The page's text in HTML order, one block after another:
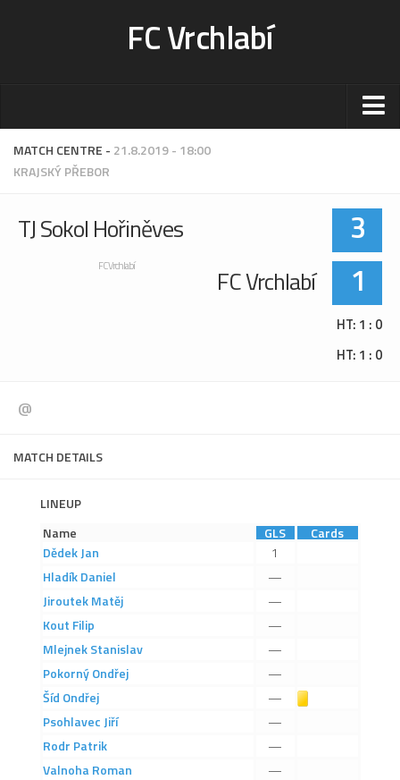
FC Vrchlabí
Stadion
Sportoviště
Ceník
Fotogalerie
Aktuality
Hráči
Realizační tým
Historie
Zápasy 2025/26
2023/24
2022/23
2021/22
MATCH CENTRE - 21.8.2019 - 18:00
KRAJSKÝ PŘEBOR
TJ Sokol Hořiněves 3
FC Vrchlabí
FC Vrchlabí 1
HT: 1 : 0
HT: 1 : 0
@
MATCH DETAILS
LINEUP
Name
GLS
Cards
Dědek Jan
1
Hladík Daniel
—
Jiroutek Matěj
—
Kout Filip
—
Mlejnek Stanislav
—
Pokorný Ondřej
—
Šíd Ondřej —
Psohlavec Jiří
—
Rodr Patrik
—
Valnoha Roman
—